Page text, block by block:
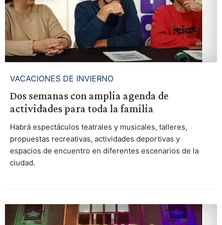
VACACIONES DE INVIERNO
Dos semanas con amplia agenda de
actividades para toda la familia
Habrá espectáculos teatrales y musicales, talleres,
propuestas recreativas, actividades deportivas y
espacios de encuentro en diferentes escenarios de la
ciudad.